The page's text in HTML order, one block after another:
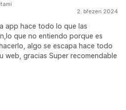
2. březen 2024
app hace todo lo que las
que no entiendo porque es
algo se escapa hace todo
web, gracias Super recomendable